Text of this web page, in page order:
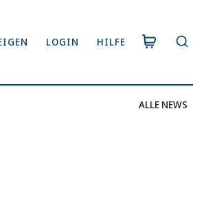
LOGIN HILFE
ALLE NEWS